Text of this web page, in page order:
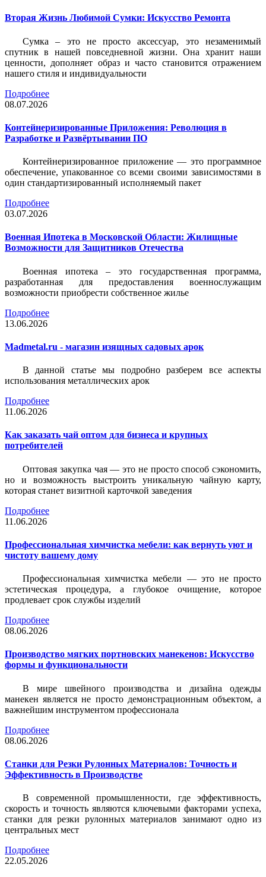
Вторая Жизнь Любимой Сумки: Искусство Ремонта
Сумка – это не просто аксессуар, это незаменимый
спутник в нашей повседневной жизни. Она хранит наши
ценности, дополняет образ и часто становится отражением
нашего стиля и индивидуальности
Подробнее
08.07.2026
Контейнеризированные Приложения: Революция в
Разработке и Развёртывании ПО
Контейнеризированное приложение — это программное
обеспечение, упакованное со всеми своими зависимостями в
один стандартизированный исполняемый пакет
Подробнее
03.07.2026
Военная Ипотека в Московской Области: Жилищные
Возможности для Защитников Отечества
Военная ипотека – это государственная программа,
разработанная для предоставления военнослужащим
возможности приобрести собственное жилье
Подробнее
13.06.2026
Madmetal.ru - магазин изящных садовых арок
В данной статье мы подробно разберем все аспекты
использования металлических арок
Подробнее
11.06.2026
Как заказать чай оптом для бизнеса и крупных
потребителей
Оптовая закупка чая — это не просто способ сэкономить,
но и возможность выстроить уникальную чайную карту,
которая станет визитной карточкой заведения
Подробнее
11.06.2026
Профессиональная химчистка мебели: как вернуть уют и
чистоту вашему дому
Профессиональная химчистка мебели — это не просто
эстетическая процедура, а глубокое очищение, которое
продлевает срок службы изделий
Подробнее
08.06.2026
Производство мягких портновских манекенов: Искусство
формы и функциональности
В мире швейного производства и дизайна одежды
манекен является не просто демонстрационным объектом, а
важнейшим инструментом профессионала
Подробнее
08.06.2026
Станки для Резки Рулонных Материалов: Точность и
Эффективность в Производстве
В современной промышленности, где эффективность,
скорость и точность являются ключевыми факторами успеха,
станки для резки рулонных материалов занимают одно из
центральных мест
Подробнее
22.05.2026